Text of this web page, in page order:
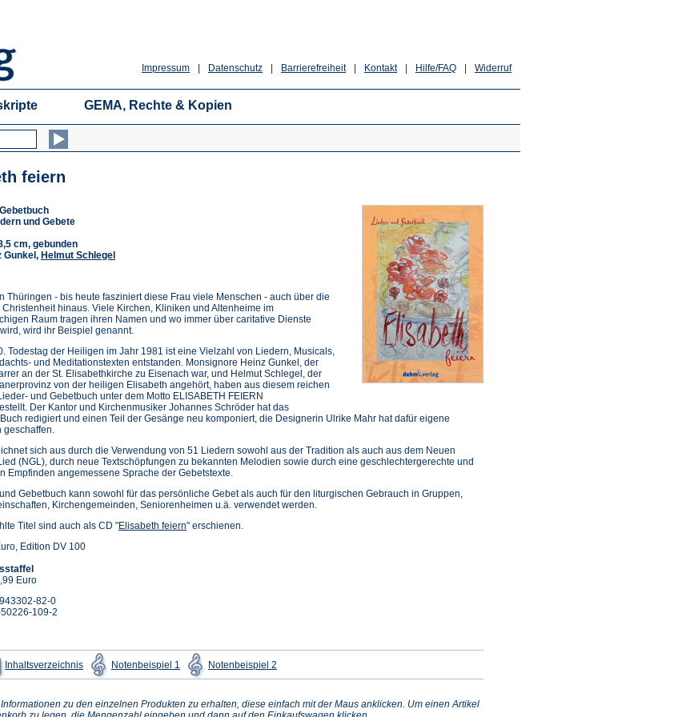
Widerruf
Hilfe/FAQ
Kontakt
Barrierefreiheit
Datenschutz
Impressum
GEMA, Rechte & Kopien
feiern
und Gebete
cm, gebunden
Gunkel, Helmut Schlegel
Thüringen - bis heute fasziniert diese Frau viele Menschen - auch über die
hinaus. Viele Kirchen, Kliniken und Altenheime im
Raum tragen ihren Namen und wo immer über caritative Dienste
wird ihr Beispiel genannt.
Todestag der Heiligen im Jahr 1981 ist eine Vielzahl von Liedern, Musicals,
und Meditationstexten entstanden. Monsignore Heinz Gunkel, der
an der St. Elisabethkirche zu Eisenach war, und Helmut Schlegel, der
von der heiligen Elisabeth angehört, haben aus diesem reichen
und Gebetbuch unter dem Motto ELISABETH FEIERN
Der Kantor und Kirchenmusiker Johannes Schröder hat das
redigiert und einen Teil der Gesänge neu komponiert, die Designerin Ulrike Mahr hat dafür eigene
geschaffen.
sich aus durch die Verwendung von 51 Liedern sowohl aus der Tradition als auch aus dem Neuen
(NGL), durch neue Textschöpfungen zu bekannten Melodien sowie durch eine geschlechtergerechte und
Empfinden angemessene Sprache der Gebetstexte.
Gebetbuch kann sowohl für das persönliche Gebet als auch für den liturgischen Gebrauch in Gruppen,
Kirchengemeinden, Seniorenheimen u.ä. verwendet werden.
Titel sind auch als CD "Elisabeth feiern" erschienen.
Edition DV 100
Euro
82-0
109-2
Inhaltsverzeichnis
(Öffnet
in
einem
Tab)
Notenbeispiel 1
(Öffnet
in
einem
Tab)
Notenbeispiel 2in
einem
Tab)
zu den einzelnen Produkten zu erhalten, diese einfach mit der Maus anklicken. Um einen Artikel